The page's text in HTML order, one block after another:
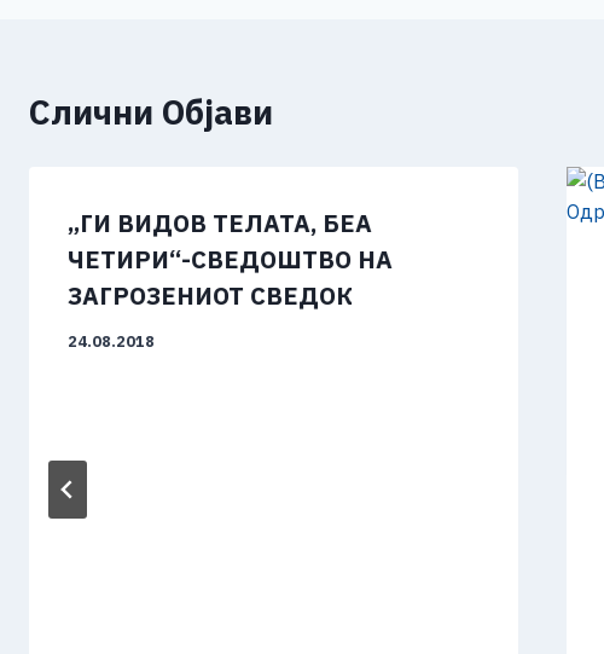
Слични Објави
„ГИ ВИДОВ ТЕЛАТА, БЕА
ЧЕТИРИ“-СВЕДОШТВО НА
ЗАГРОЗЕНИОТ СВЕДОК
24.08.2018